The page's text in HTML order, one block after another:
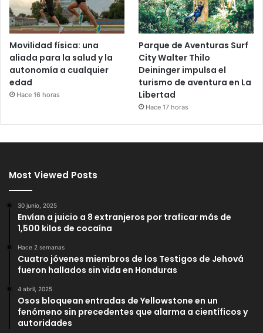
Movilidad física: una
aliada para la salud y la
autonomía a cualquier
edad
Hace 16 horas
Parque de Aventuras Surf
City Walter Thilo
Deininger impulsa el
turismo de aventura en La
Libertad
Hace 17 horas
Most Viewed Posts
30 junio, 2025
Envían a juicio a 8 extranjeros por traficar más de
1,500 kilos de cocaína
Hace 2 semanas
Cuatro jóvenes miembros de los Testigos de Jehová
fueron hallados sin vida en Honduras
4 abril, 2025
Osos bloquean entradas de Yellowstone en un
fenómeno sin precedentes que alarma a científicos y
autoridades